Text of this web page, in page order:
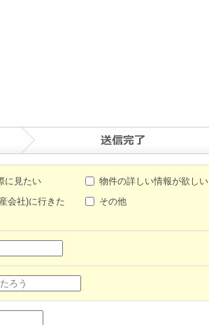
に見たい
物件の詳しい情報が欲しい
会社)に行きた
その他